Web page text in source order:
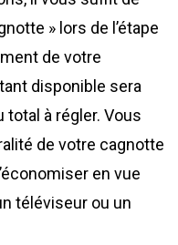
» lors de l’étape
de votre
disponible sera
à régler. Vous
de votre cagnotte
en vue
téléviseur ou un